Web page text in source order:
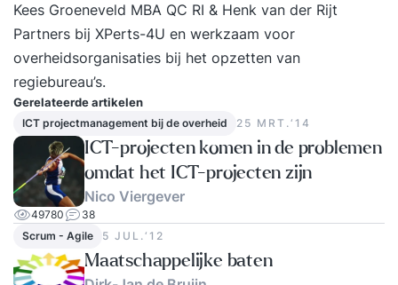
management wisselt theorie met
toepassingsdiscussies van eigen werksituaties en
praktijksituaties af. Hierin wordt de
gepresenteerde theorie toegepast. Vooral de
terugkoppeling naar eigen werksituaties is van
belang, doordat de cursisten bagage meekrijgen
om het geleerde meteen in eigen omgeving toe
te passen. Het cursusmateriaal heeft daarom veel
praktische overzichten en checklists. Deelnemers
kunnen dit materiaal naast hun eigen werk
gebruiken. DOELGROEP Deze Project
Management training is voor business
Kees Groeneveld MBA QC RI & Henk van der Rijt
Partners bij XPerts-4U en werkzaam voor
overheidsorganisaties bij het opzetten van
regiebureau’s.
Gerelateerde artikelen
ICT projectmanagement bij de overheid 25 MRT.‘14
ICT-projecten komen in de problemen
omdat het ICT-projecten zijn
Nico Viergever
49780
38
Scrum - Agile
5 JUL.‘12
Maatschappelijke baten